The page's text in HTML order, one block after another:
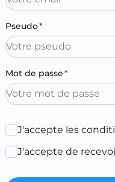
Pseudo*
Mot de passe*
J'accepte les
J'accepte de